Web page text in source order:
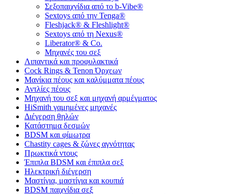
Σεξοπαιχνίδια από το b-Vibe®
Sextoys από την Tenga®
Fleshjack® & Fleshlight®
Sextoys από τη Nexus®
Liberator® & Co.
Μηχανές του σεξ
Λιπαντικά και προφυλακτικά
Cock Rings & Tenon Όρχεων
Μανίκια πέους και καλύμματα πέους
Αντλίες πέους
Μηχανή του σεξ και μηχανή αρμέγματος
HiSmith γαμημένες μηχανές
Διέγερση θηλών
Κατάστημα δεσμών
BDSM και φίμωτρα
Chastity cages & ζώνες αγνότητας
Πρωκτικά ντους
Έπιπλα BDSM και έπιπλα σεξ
Ηλεκτρική διέγερση
Μαστίγια, μαστίγια και κουπιά
BDSM παιχνίδια σεξ